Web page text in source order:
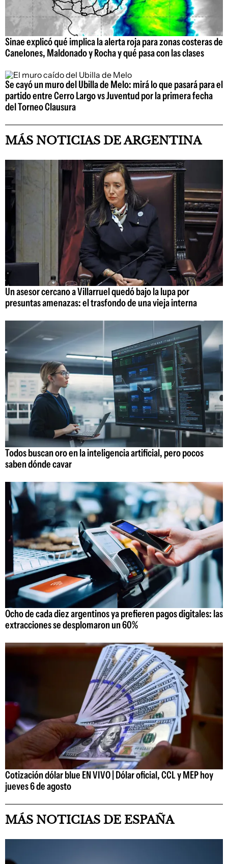
Sinae explicó qué implica la alerta roja para zonas costeras de
Canelones, Maldonado y Rocha y qué pasa con las clases
Se cayó un muro del Ubilla de Melo: mirá lo que pasará para el
partido entre Cerro Largo vs Juventud por la primera fecha
del Torneo Clausura
MÁS NOTICIAS DE ARGENTINA
Un asesor cercano a Villarruel quedó bajo la lupa por
presuntas amenazas: el trasfondo de una vieja interna
Todos buscan oro en la inteligencia artificial, pero pocos
saben dónde cavar
Ocho de cada diez argentinos ya prefieren pagos digitales: las
extracciones se desplomaron un 60%
Cotización dólar blue EN VIVO | Dólar oficial, CCL y MEP hoy
jueves 6 de agosto
MÁS NOTICIAS DE ESPAÑA